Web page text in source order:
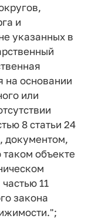
и
указанных в
на основании
или
8 статьи 24
документом,
таком объекте
11
закона